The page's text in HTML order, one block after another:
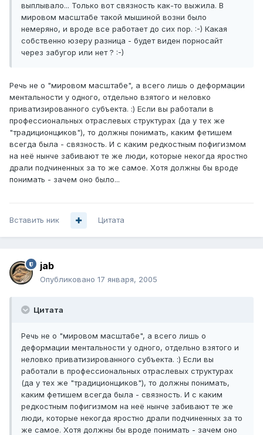
выплывало... Только вот связность как-то выжила. В
мировом масштабе такой мышиной возни было
немеряно, и вроде все работает до сих пор. :-) Какая
собственно юзеру разница - будет виден порносайт
через забугор или нет ? :-)
Речь не о "мировом масштабе", а всего лишь о деформации
ментальности у одного, отдельно взятого и неловко
приватизированного субъекта. :) Если вы работали в
профессиональных отраслевых структурах (да у тех же
"традиционщиков"), то должны понимать, каким фетишем
всегда была - связность. И с каким редкостным пофигизмом
на неё нынче забивают те же люди, которые некогда яростно
драли подчиненных за то же самое. Хотя должны бы вроде
понимать - зачем оно было...
Вставить ник Цитата
jab
Опубликовано 17 января, 2005
Цитата
Речь не о "мировом масштабе", а всего лишь о
деформации ментальности у одного, отдельно взятого и
неловко приватизированного субъекта. :) Если вы
работали в профессиональных отраслевых структурах
(да у тех же "традиционщиков"), то должны понимать,
каким фетишем всегда была - связность. И с каким
редкостным пофигизмом на неё нынче забивают те же
люди, которые некогда яростно драли подчиненных за то
же самое. Хотя должны бы вроде понимать - зачем оно